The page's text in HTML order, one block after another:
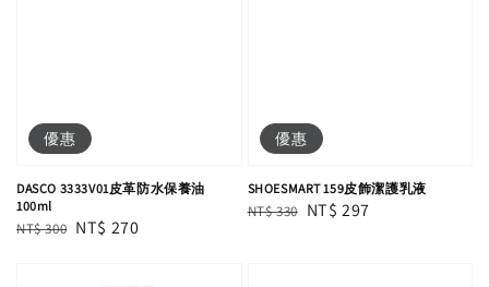
優惠
DASCO 3333V01皮革防水保養油
100ml
Regular
NT$ 300 Sale
NT$ 270
優惠
SHOESMART 159皮飾潔護乳液
Regular
NT$ 330 Sale
NT$ 297